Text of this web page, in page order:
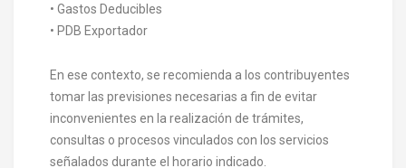
• Gastos Deducibles
• PDB Exportador
En ese contexto, se recomienda a los contribuyentes
tomar las previsiones necesarias a fin de evitar
inconvenientes en la realización de trámites,
consultas o procesos vinculados con los servicios
señalados durante el horario indicado.